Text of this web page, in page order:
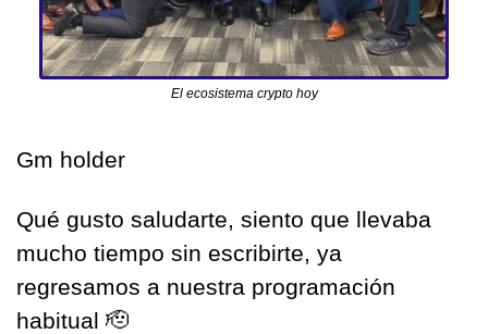
El ecosistema crypto hoy
Gm holder
Qué gusto saludarte, siento que llevaba
mucho tiempo sin escribirte, ya
regresamos a nuestra programación
habitual 🫡